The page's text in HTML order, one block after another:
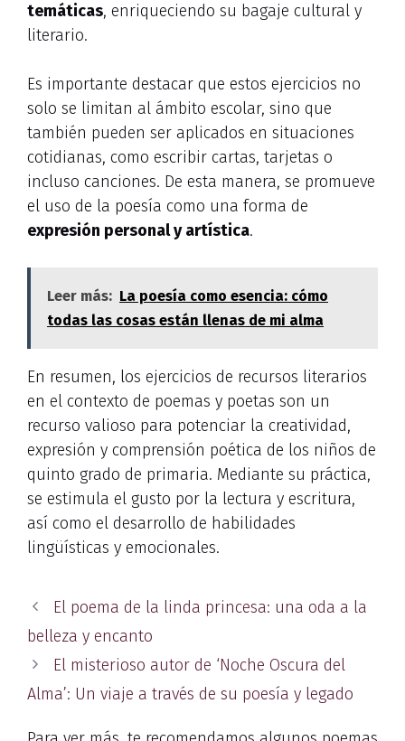
temáticas, enriqueciendo su bagaje cultural y
literario.
Es importante destacar que estos ejercicios no
solo se limitan al ámbito escolar, sino que
también pueden ser aplicados en situaciones
cotidianas, como escribir cartas, tarjetas o
incluso canciones. De esta manera, se promueve
el uso de la poesía como una forma de
expresión personal y artística.
Leer más: La poesía como esencia: cómo
todas las cosas están llenas de mi alma
En resumen, los ejercicios de recursos literarios
en el contexto de poemas y poetas son un
recurso valioso para potenciar la creatividad,
expresión y comprensión poética de los niños de
quinto grado de primaria. Mediante su práctica,
se estimula el gusto por la lectura y escritura,
así como el desarrollo de habilidades
lingüísticas y emocionales.
El poema de la linda princesa: una oda a la
belleza y encanto
El misterioso autor de ‘Noche Oscura del
Alma’: Un viaje a través de su poesía y legado